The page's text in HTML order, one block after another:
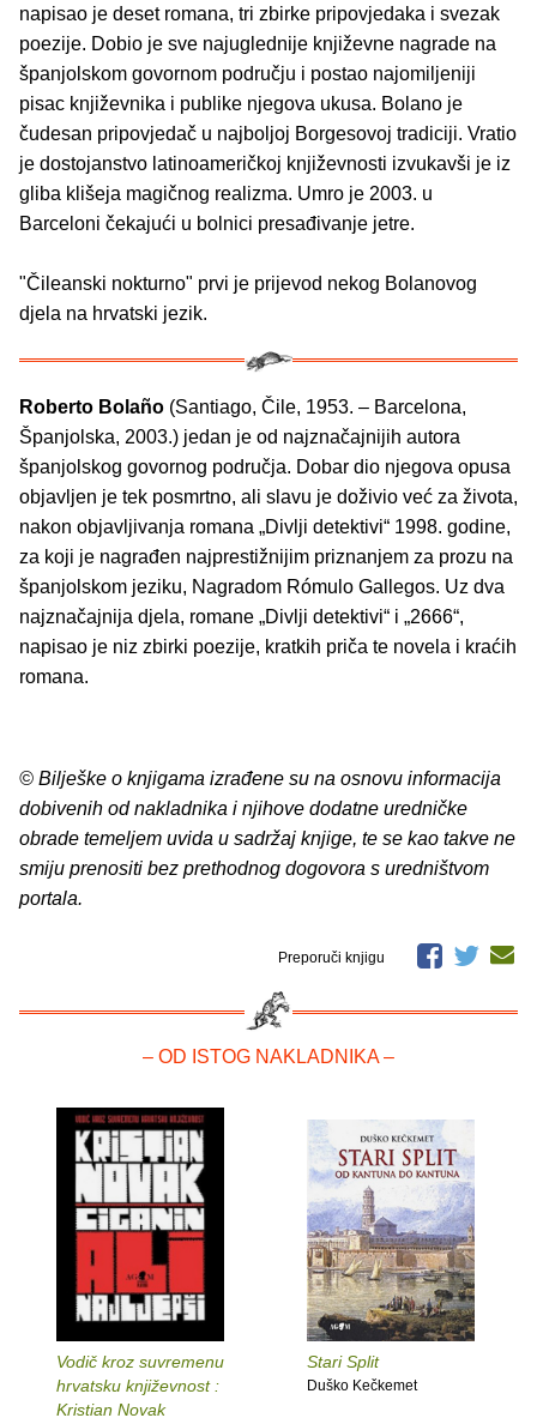
napisao je deset romana, tri zbirke pripovjedaka i svezak
poezije. Dobio je sve najuglednije književne nagrade na
španjolskom govornom području i postao najomiljeniji
pisac književnika i publike njegova ukusa. Bolano je
čudesan pripovjedač u najboljoj Borgesovoj tradiciji. Vratio
je dostojanstvo latinoameričkoj književnosti izvukavši je iz
gliba klišeja magičnog realizma. Umro je 2003. u
Barceloni čekajući u bolnici presađivanje jetre.
"Čileanski nokturno" prvi je prijevod nekog Bolanovog
djela na hrvatski jezik.
Roberto Bolaño (Santiago, Čile, 1953. – Barcelona,
Španjolska, 2003.) jedan je od najznačajnijih autora
španjolskog govornog područja. Dobar dio njegova opusa
objavljen je tek posmrtno, ali slavu je doživio već za života,
nakon objavljivanja romana „Divlji detektivi“ 1998. godine,
za koji je nagrađen najprestižnijim priznanjem za prozu na
španjolskom jeziku, Nagradom Rómulo Gallegos. Uz dva
najznačajnija djela, romane „Divlji detektivi“ i „2666“,
napisao je niz zbirki poezije, kratkih priča te novela i kraćih
romana.
© Bilješke o knjigama izrađene su na osnovu informacija
dobivenih od nakladnika i njihove dodatne uredničke
obrade temeljem uvida u sadržaj knjige, te se kao takve ne
smiju prenositi bez prethodnog dogovora s uredništvom
portala.
Preporuči knjigu
– OD ISTOG NAKLADNIKA –
Vodič kroz suvremenu
hrvatsku književnost :
Kristian Novak
Stari Split
Duško Kečkemet